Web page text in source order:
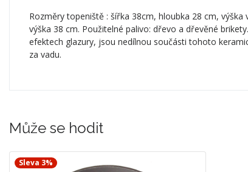
Rozměry topeniště : šířka 38cm, hloubka 28 cm,
výška 38 cm. Použitelné palivo: dřevo a dřevěné
efektech glazury, jsou nedílnou součásti tohoto
za vadu.
Může se hodit
Sleva 3%